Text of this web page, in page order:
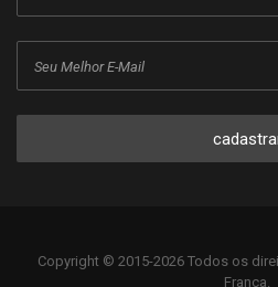
Copyright © 2015-2026 Todos os
Franca.